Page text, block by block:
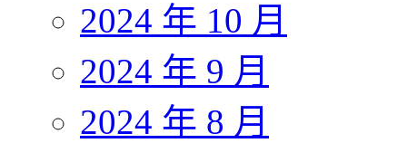
2024 年 10 月
2024 年 9 月
2024 年 8 月